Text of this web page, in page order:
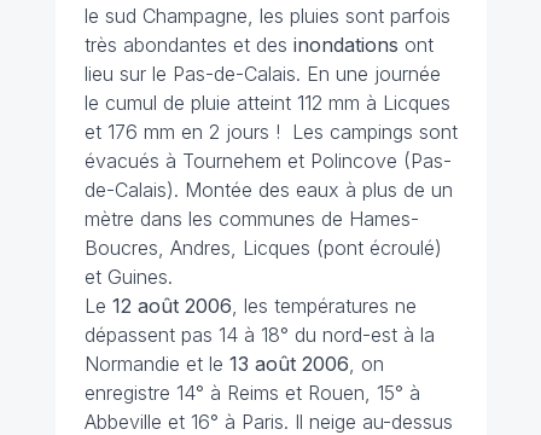
le sud Champagne, les pluies sont parfois
très abondantes et des inondations ont
lieu sur le Pas-de-Calais. En une journée
le cumul de pluie atteint 112 mm à Licques
et 176 mm en 2 jours ! Les campings sont
évacués à Tournehem et Polincove (Pas-
de-Calais). Montée des eaux à plus de un
mètre dans les communes de Hames-
Boucres, Andres, Licques (pont écroulé)
et Guines.
Le 12 août 2006, les températures ne
dépassent pas 14 à 18° du nord-est à la
Normandie et le 13 août 2006, on
enregistre 14° à Reims et Rouen, 15° à
Abbeville et 16° à Paris. Il neige au-dessus